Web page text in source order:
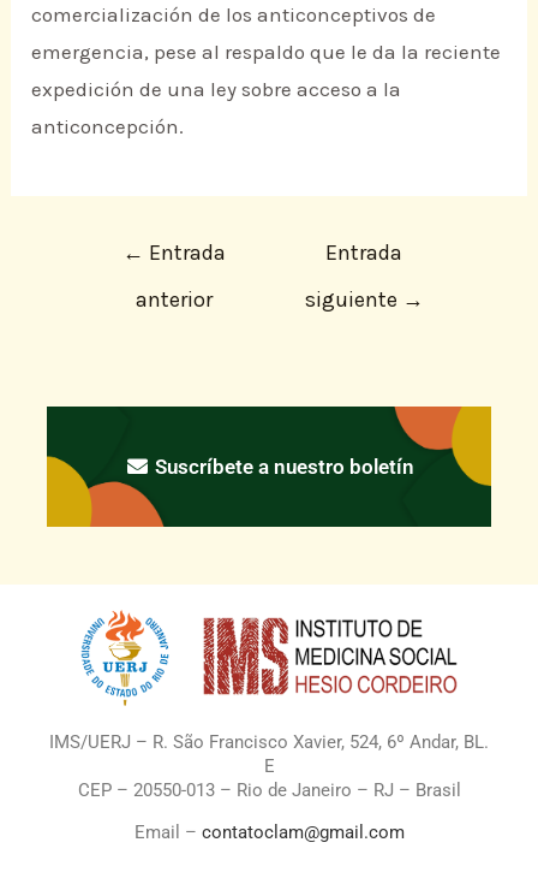
comercialización de los anticonceptivos de
emergencia, pese al respaldo que le da la reciente
expedición de una ley sobre acceso a la
anticoncepción.
← Entrada
anterior
Entrada
siguiente →
Suscríbete a nuestro boletín
IMS/UERJ – R. São Francisco Xavier, 524, 6º Andar, BL.
E
CEP – 20550-013 – Rio de Janeiro – RJ – Brasil
Email – contatoclam@gmail.com